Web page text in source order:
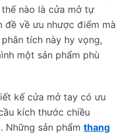
nào là cửa mở tự
đề về ưu nhược điểm mà
tích này hy vọng,
một sản phẩm phù
kế cửa mở tay có ưu
kích thước chiều
Những sản phẩm thang